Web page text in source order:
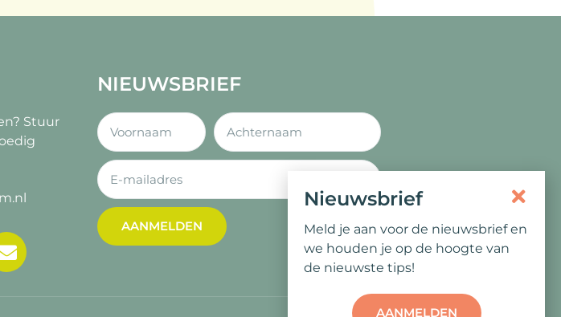
Stuur
NIEUWSBRIEF
AANMELDEN
Nieuwsbrief
Meld je aan voor de nieuwsbrief en
we houden je op de hoogte van
de nieuwste tips!
AANMELDEN